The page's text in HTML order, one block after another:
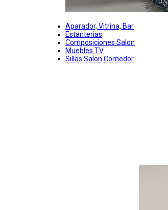
Aparador, Vitrina, Bar
Estanterias
Composiciones Salon
Muebles TV
Sillas Salon Comedor